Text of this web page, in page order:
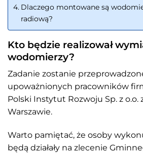
Dlaczego montowane są
radiową?
Kto będzie realizował
wodomierzy?
Zadanie zostanie
upoważnionych pracowników
Polski Instytut Rozwoju Sp. z o.o.
Warszawie.
Warto pamiętać, że osoby
będą działały na zlecenie